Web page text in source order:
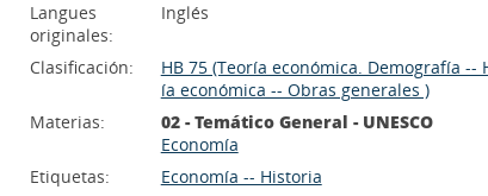
Langues
originales:
Inglés
Clasificación:
HB 75 (Teoría económica. Demografía
ía económica -- Obras generales )
Materias:
02 - Temático General - UNESCO
Economía
Etiquetas:
Economía -- Historia